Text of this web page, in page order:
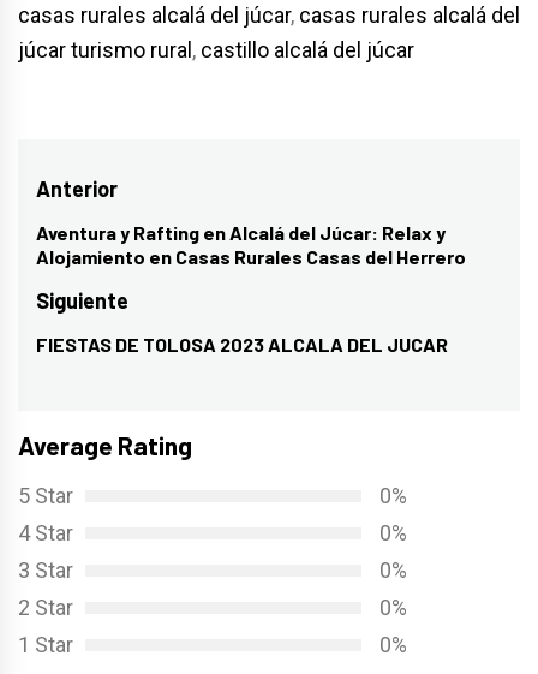
casas rurales alcalá del júcar, casas rurales alcalá del
júcar turismo rural, castillo alcalá del júcar
Navegación
de
entradas
Anterior
Entrada
anterior:
Aventura y Rafting en Alcalá del Júcar: Relax y
Alojamiento en Casas Rurales Casas del Herrero
Siguiente
Entrada
FIESTAS DE TOLOSA 2023 ALCALA DEL JUCAR
Average Rating
5 Star
0%
4 Star
0%
3 Star
0%
2 Star
0%
1 Star
0%